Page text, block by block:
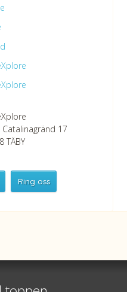
17
TÄBY
Ring oss
50380670